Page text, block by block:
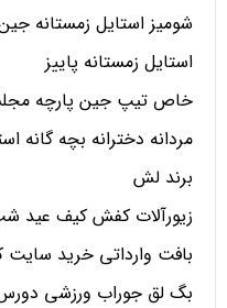
شومیز استایل زمستانه
استایل زمستانه پاییز
خاص تیپ جین پارچه
مردانه دخترانه بچه گانه
برند لش
زیورآلات کفش کیف عید
بافت وارداتی خرید سایت
بگ لق جوراب ورزشی